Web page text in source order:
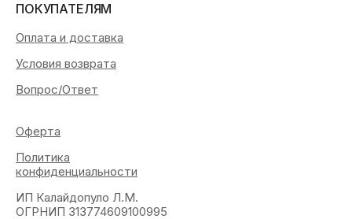
Оплата и доставка
ПОКУПАТЕЛЯМ
Вопрос/Ответ
Условия возврата
Политика
конфиденциальности
Оферта
ИП Калайдопуло Л.М.
ОГРНИП 313774609100995